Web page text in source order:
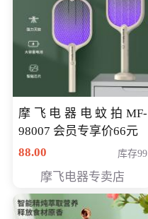
摩飞电器电蚊拍MF-
98007 会员专享价66元
88.00
库存99
摩飞电器专卖店